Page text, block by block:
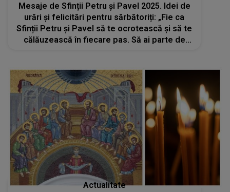
Mesaje de Sfinții Petru și Pavel 2025. Idei de
urări și felicitări pentru sărbătoriți: „Fie ca
Sfinții Petru și Pavel să te ocrotească și să te
călăuzească în fiecare pas. Să ai parte de
Actualitate